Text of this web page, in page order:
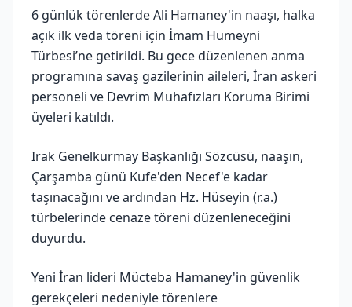
6 günlük törenlerde Ali Hamaney'in naaşı, halka
açık ilk veda töreni için İmam Humeyni
Türbesi’ne getirildi. Bu gece düzenlenen anma
programına savaş gazilerinin aileleri, İran askeri
personeli ve Devrim Muhafızları Koruma Birimi
üyeleri katıldı.
Irak Genelkurmay Başkanlığı Sözcüsü, naaşın,
Çarşamba günü Kufe'den Necef'e kadar
taşınacağını ve ardından Hz. Hüseyin (r.a.)
türbelerinde cenaze töreni düzenleneceğini
duyurdu.
Yeni İran lideri Mücteba Hamaney'in güvenlik
gerekçeleri nedeniyle törenlere